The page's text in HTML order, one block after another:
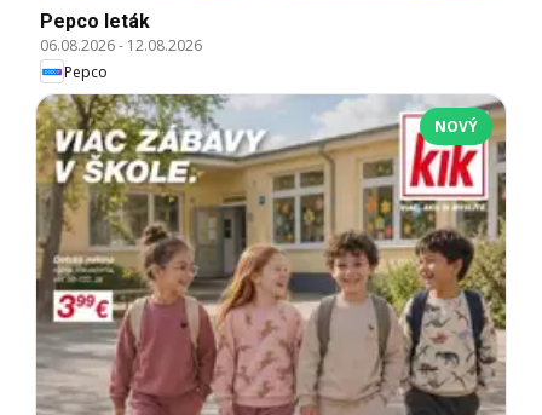
Pepco leták
06.08.2026- 12.08.2026
Pepco
NOVÝ